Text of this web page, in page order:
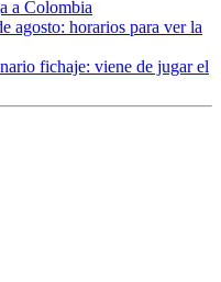
a Colombia
agosto: horarios para ver la
fichaje: viene de jugar el